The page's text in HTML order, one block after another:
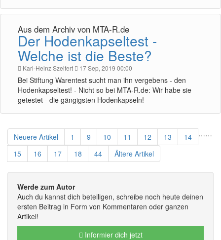
Aus dem Archiv von MTA-R.de
Der Hodenkapseltest -
Welche ist die Beste?
Karl-Heinz Szeifert 17 Sep, 2019 00:00
Bei Stiftung Warentest sucht man ihn vergebens - den
Hodenkapseltest! - Nicht so bei MTA-R.de: Wir habe sie
getestet - die gängigsten Hodenkapseln!
Neuere Artikel 1 …
9 10 11 12 13
14
15
16 17 18
…
44 Ältere Artikel
Werde zum Autor
Auch du kannst dich beteiligen, schreibe noch heute deinen
ersten Beitrag in Form von Kommentaren oder ganzen
Artikel!
Informier dich jetzt